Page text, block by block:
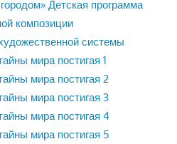
Детская программа
композиции
системы
мира постигая 1
мира постигая 2
мира постигая 3
мира постигая 4
мира постигая 5